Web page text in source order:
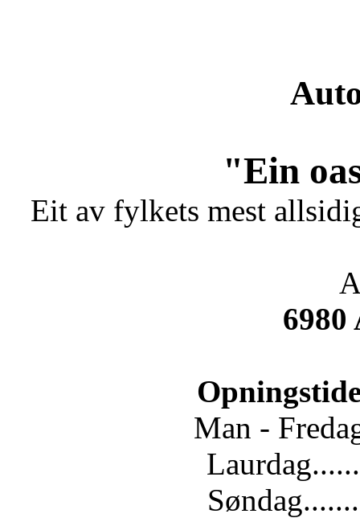
"Ein
Eit av fylkets mest
Man -